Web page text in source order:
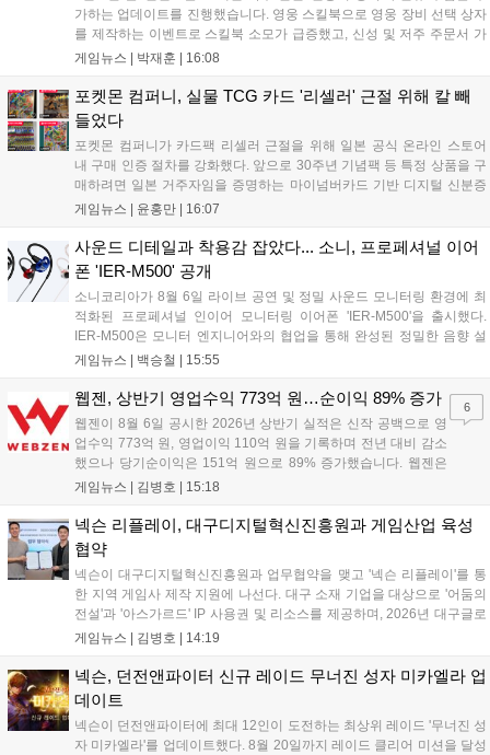
가하는 업데이트를 진행했습니다. 영웅 스킬북으로 영웅 장비 선택 상자
를 제작하는 이벤트로 스킬북 소모가 급증했고, 신성 및 저주 주문서 가
격은 소폭 상승했습니다. 나인 코어 시세는 보합세를 유지 중이며, 신의
수요는 늘었으나 일반 재료는 현상을 유지하고 있으며, 영웅 등급 장비
와 무기는 서버별로 등락을 보이고 있습니다....
게임뉴스 | 박재훈 16:08
포켓몬 컴퍼니, 실물 TCG 카드 '리셀러' 근절 위해 칼 빼
들었다
포켓몬 컴퍼니가 카드팩 리셀러 근절을 위해 일본 공식 온라인 스토어
내 구매 인증 절차를 강화했다. 앞으로 30주년 기념팩 등 특정 상품을 구
매하려면 일본 거주자임을 증명하는 마이넘버카드 기반 디지털 신분증
이 필수다. 해당 상품들은 온라인 추첨제로만 판매되며, 이번 조치는 과
러한 정책이 시장 물량 안정화에 어떤 영향을 미칠지 업계의 이목이 쏠
리고 있다....
게임뉴스 | 윤홍만 16:07
사운드 디테일과 착용감 잡았다... 소니, 프로페셔널 이어
폰 'IER-M500' 공개
소니코리아가 8월 6일 라이브 공연 및 정밀 사운드 모니터링 환경에 최
적화된 프로페셔널 인이어 모니터링 이어폰 'IER-M500'을 출시했다.
IER-M500은 모니터 엔지니어와의 협업을 통해 완성된 정밀한 음향 설
계와 뛰어난 수동 차음 성능을 갖춰, 외부 소음이 많은 환경에서도 디테
피팅 서포터를 적용해 장시간 착용 시에도 안정적이고 편안한 환경을 제
공한다....
게임뉴스 | 백승철 15:55
웹젠, 상반기 영업수익 773억 원…순이익 89% 증가
웹젠이 8월 6일 공시한 2026년 상반기 실적은 신작 공백으로 영
업수익 773억 원, 영업이익 110억 원을 기록하며 전년 대비 감소
했으나 당기순이익은 151억 원으로 89% 증가했습니다. 웹젠은
하반기부터 신작 공세를 예고하며 전략게임 '프로젝트 D1'의 정보
또한 '테르비스'는 일본 코미케에 출품하며 해외 시장 공략을 강화
합니다. 김태영 대표는 내년 신작 출시를 위해 하반기 적극적인
사업 일정을 추진하고 주주가치 제고에 힘쓰겠다고 밝혔습니
다....
게임뉴스 | 김병호 15:18
6
넥슨 리플레이, 대구디지털혁신진흥원과 게임산업 육성
협약
넥슨이 대구디지털혁신진흥원과 업무협약을 맺고 '넥슨 리플레이'를 통
한 지역 게임사 제작 지원에 나선다. 대구 소재 기업을 대상으로 '어둠의
전설'과 '아스가르드' IP 사용권 및 리소스를 제공하며, 2026년 대구글로
벌게임센터 제작지원 사업으로 추진된다. 넥슨은 심사에 직접 참여해 완
장을 위한 협력을 지속 확대해 나갈 방침이다....
게임뉴스 | 김병호 14:19
넥슨, 던전앤파이터 신규 레이드 무너진 성자 미카엘라 업
데이트
넥슨이 던전앤파이터에 최대 12인이 도전하는 최상위 레이드 '무너진 성
자 미카엘라'를 업데이트했다. 8월 20일까지 레이드 클리어 미션을 달성